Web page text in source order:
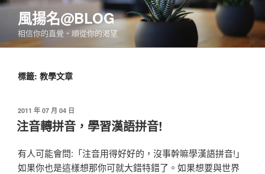
跳
要
風揚名@BLOG
相信你的直覺‧順從你的渴望
標籤: 教學文章
發
佈
於
2011 年 07 月 04 日
注音轉拼音，學習漢語拼音!
有人可能會問:「注音用得好好的，沒事幹嘛學漢語拼音!」
如果你也是這樣想那你可就大錯特錯了。如果想要與世界